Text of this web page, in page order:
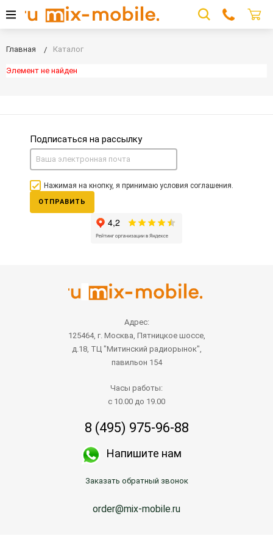
Главная Каталог
Элемент не найден
Подписаться на рассылку
Нажимая на кнопку, я принимаю условия соглашения.
ОТПРАВИТЬ
Адрес:
125464, г. Москва, Пятницкое шоссе,
д.18, ТЦ "Митинский радиорынок",
павильон 154
Часы работы:
с 10.00 до 19.00
8 (495) 975-96-88
Напишите нам
Заказать обратный звонок
order@mix-mobile.ru